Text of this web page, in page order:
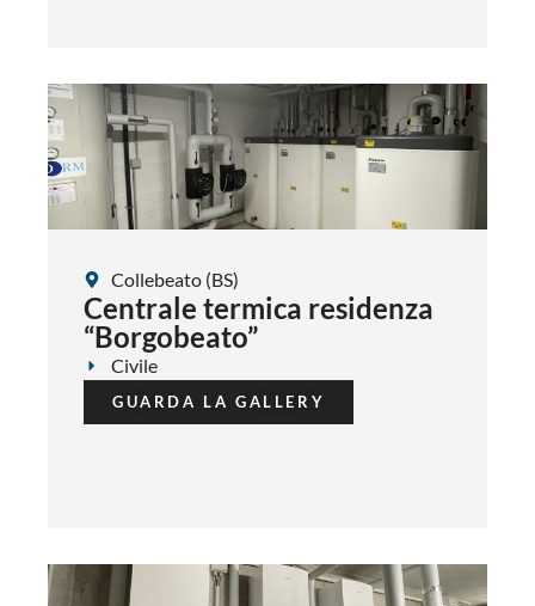
Collebeato (BS)
Centrale termica residenza
“Borgobeato”
Civile
GUARDA LA GALLERY